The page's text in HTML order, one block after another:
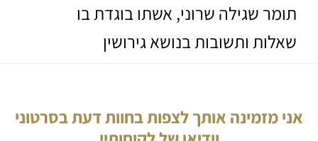
תומר שגילה שרוני, אשתו בוגדת בו
שאלות ותשובות בנושא גירושין
אני מזמינה אותך לצפות בחוות דעת בסרטוני